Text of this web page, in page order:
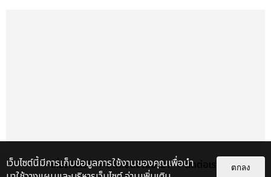
เกี่ยวกับเรา ติดต่อลงโฆษณา ติดต่อเรา
เว็บไซต์นี้มีการเก็บข้อมูลการใช้งานของคุณเพื่อนำ
ตกลง